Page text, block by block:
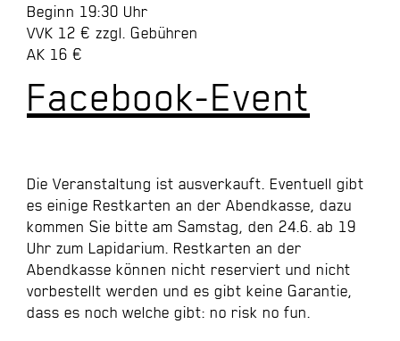
Beginn 19:30 Uhr
VVK 12 € zzgl. Gebühren
AK 16 €
Facebook-Event
Die Veranstaltung ist ausverkauft. Eventuell gibt
es einige Restkarten an der Abendkasse, dazu
kommen Sie bitte am Samstag, den 24.6. ab 19
Uhr zum Lapidarium. Restkarten an der
Abendkasse können nicht reserviert und nicht
vorbestellt werden und es gibt keine Garantie,
dass es noch welche gibt: no risk no fun.